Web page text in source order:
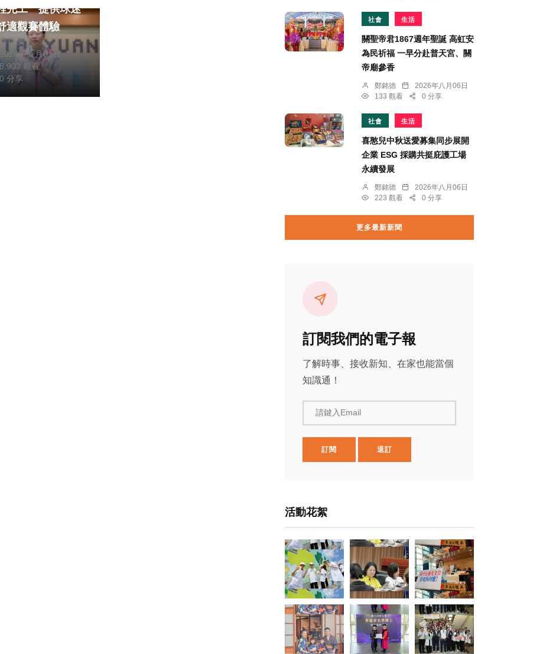
完工 提供球迷
適觀賽體驗
季從茂
2024年五月01日
8,903 觀看
0 分享
社會 生活
關聖帝君1867週年聖誕 高虹安
為民祈福 一早分赴普天宮、關
帝廟參香
鄭銘德
2026年八月06日
133 觀看
0 分享
社會 生活
喜憨兒中秋送愛募集同步展開
企業 ESG 採購共挺庇護工場
永續發展
鄭銘德
2026年八月06日
223 觀看
0 分享
更多最新新聞
訂閱我們的電子報
了解時事、接收新知、在家也能當個
知識通！
請鍵入Email
訂閱 退訂
活動花絮